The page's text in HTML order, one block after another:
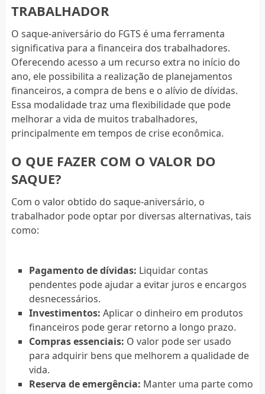
TRABALHADOR
O saque-aniversário do FGTS é uma ferramenta
significativa para a financeira dos trabalhadores.
Oferecendo acesso a um recurso extra no início do
ano, ele possibilita a realização de planejamentos
financeiros, a compra de bens e o alívio de dívidas.
Essa modalidade traz uma flexibilidade que pode
melhorar a vida de muitos trabalhadores,
principalmente em tempos de crise econômica.
O QUE FAZER COM O VALOR DO
SAQUE?
Com o valor obtido do saque-aniversário, o
trabalhador pode optar por diversas alternativas, tais
como:
Pagamento de dívidas: Liquidar contas
pendentes pode ajudar a evitar juros e encargos
desnecessários.
Investimentos: Aplicar o dinheiro em produtos
financeiros pode gerar retorno a longo prazo.
Compras essenciais: O valor pode ser usado
para adquirir bens que melhorem a qualidade de
vida.
Reserva de emergência: Manter uma parte como